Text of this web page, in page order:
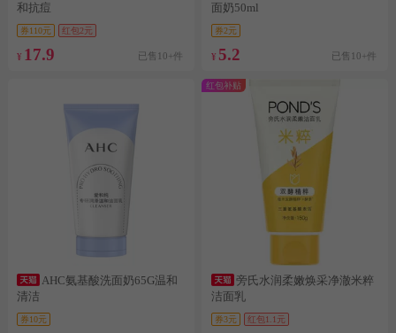
和抗痘
券110元 红包2元
¥ 17.9 已售10+件
面奶50ml
券2元
¥ 5.2 已售10+件
AHC氨基酸洗面奶65G温和
清洁
券10元
红包补贴
旁氏水润柔嫩焕采净澈米粹
洁面乳
券3元 红包1.1元